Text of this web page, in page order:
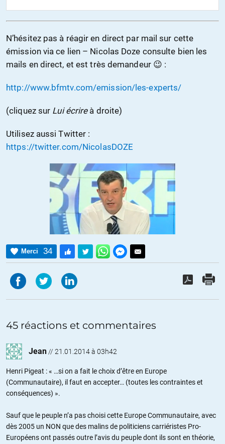
N’hésitez pas à réagir en direct par mail sur cette
émission via ce lien – Nicolas Doze consulte bien les
mails en direct, et est très demandeur 😉 :
http://www.bfmtv.com/emission/les-experts/
(cliquez sur Lui écrireà droite)
Utilisez aussi Twitter :
https://twitter.com/NicolasDOZE
Merci 34
45 réactions et commentaires
Jean // 21.01.2014 à 03h42
Henri Pigeat : « …si on a fait le choix d’être en Europe
(Communautaire), il faut en accepter… (toutes les contraintes et
conséquences) ».
Sauf que le peuple n’a pas choisi cette Europe Communautaire, avec
dès 2005 un NON que des malins de politiciens carriéristes Pro-
Européens ont passés outre l’avis du peuple dont ils sont en théorie,